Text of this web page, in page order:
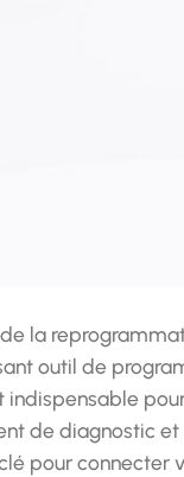
la
outil de
indispensable
de diagnostic
pour connecter